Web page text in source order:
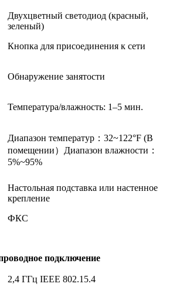
Двухцветный светодиод (красный,
зеленый)
Кнопка для присоединения к сети
Обнаружение занятости
Температура/влажность: 1–5 мин.
Диапазон температур ： 32~122°F (В
помещении） Диапазон влажности ：
5%~95%
Настольная подставка или настенное
крепление
ФКС
подключение
2,4 ГГц IEEE 802.15.4